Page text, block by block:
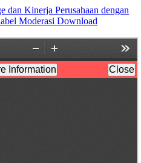
dan Kinerja Perusahaan dengan
Moderasi Download